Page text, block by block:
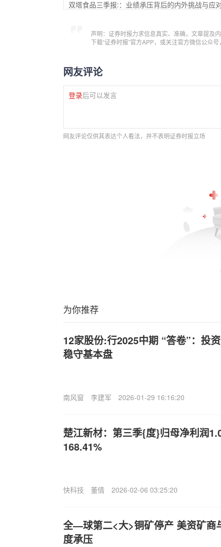
双塔食品三季报:：业绩承压背后的内外挑战与应
声明：证券时报力求信息真实、准确，文章提及
下载“证券时报”官方APP，或关注官方微信公众
网友评论
登录后可以发言
网友评论仅供其表达个人看法，并不表明证券时报立场
为你推荐
12家股份:行2025中期 “答卷”：投
稳守基本盘
南风窗 李建军 2026-01-29 16:16:20
楚江新材：第三季{度}归母净利润
168.41%
快科技 董倩 2026-02-06 03:25:20
全—球第二<大>铜矿停产 美资矿商
度承压